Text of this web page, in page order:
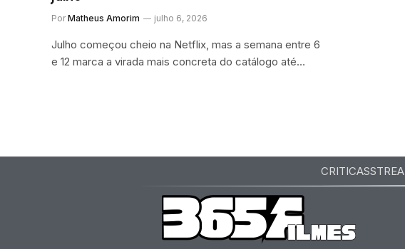
Por Matheus Amorim julho 6, 2026
Julho começou cheio na Netflix, mas a semana entre 6
e 12 marca a virada mais concreta do catálogo até…
CRITICAS